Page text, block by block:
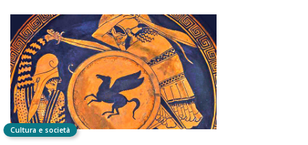
Cultura e società